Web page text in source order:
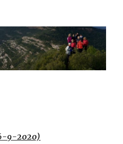
9-2020)